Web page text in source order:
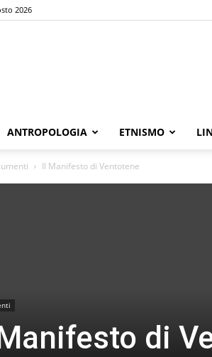
2026
ANTROPOLOGIA ETNISMO
Il Manifesto di Ventotene
di